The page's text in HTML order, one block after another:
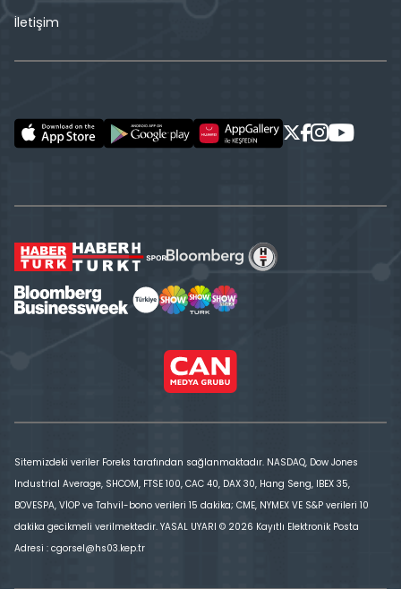
İletişim
Sitemizdeki veriler Foreks tarafından sağlanmaktadır. NASDAQ, Dow Jones
Industrial Average, SHCOM, FTSE 100, CAC 40, DAX 30, Hang Seng, IBEX 35,
BOVESPA, VİOP ve Tahvil-bono verileri 15 dakika; CME, NYMEX VE S&P verileri 10
dakika gecikmeli verilmektedir. YASAL UYARI © 2026 Kayıtlı Elektronik Posta
Adresi : cgorsel@hs03.kep.tr